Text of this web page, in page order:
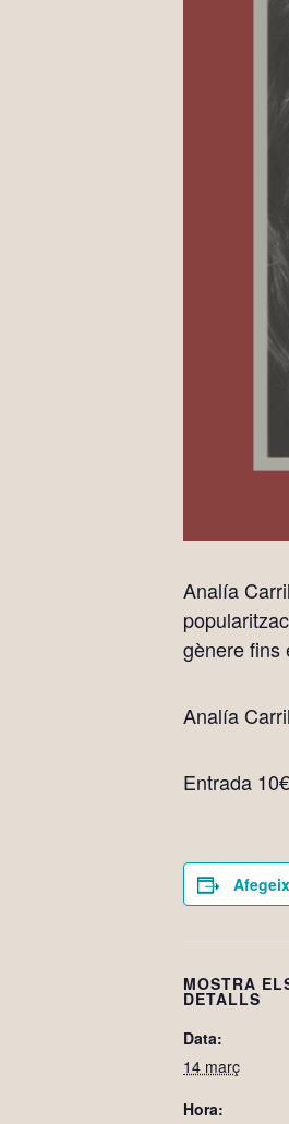
Analía
gènere fins
Analía
Entrada 10€
MOSTRA
DETALLS
Data:
14 març
Hora: